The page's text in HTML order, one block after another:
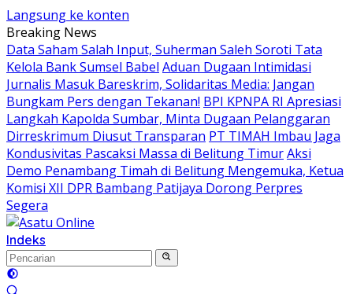
Langsung ke konten
Breaking News
Data Saham Salah Input, Suherman Saleh Soroti Tata
Kelola Bank Sumsel Babel Aduan Dugaan Intimidasi
Jurnalis Masuk Bareskrim, Solidaritas Media: Jangan
Bungkam Pers dengan Tekanan! BPI KPNPA RI Apresiasi
Langkah Kapolda Sumbar, Minta Dugaan Pelanggaran
Dirreskrimum Diusut Transparan PT TIMAH Imbau Jaga
Kondusivitas Pascaksi Massa di Belitung TimurAksi
Demo Penambang Timah di Belitung Mengemuka, Ketua
Komisi XII DPR Bambang Patijaya Dorong Perpres
Segera
Indeks